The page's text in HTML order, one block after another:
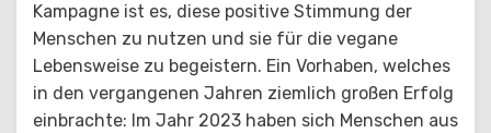
Kampagne ist es, diese positive Stimmung der
Menschen zu nutzen und sie für die vegane
Lebensweise zu begeistern. Ein Vorhaben, welches
in den vergangenen Jahren ziemlich großen Erfolg
einbrachte: Im Jahr 2023 haben sich Menschen aus